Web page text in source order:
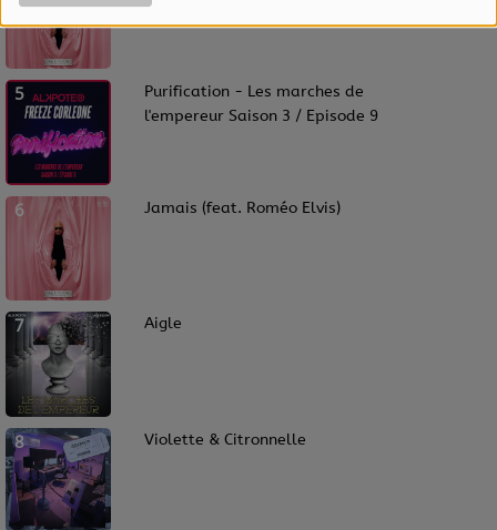
5
Purification - Les marches de
l'empereur Saison 3 / Episode 9
6 Jamais (feat. Roméo Elvis)
7 Aigle
8 Violette & Citronnelle